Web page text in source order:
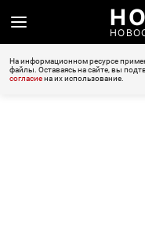
На информационном ресурсе
файлы. Оставаясь на сайте, вы
согласиена их использование.